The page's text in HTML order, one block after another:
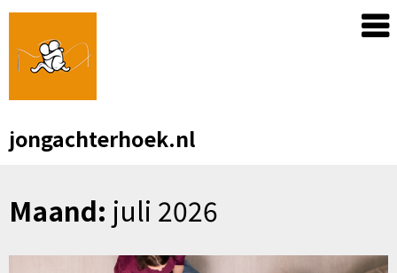
Skip
content
jongachterhoek.nl
Maand: juli 2026